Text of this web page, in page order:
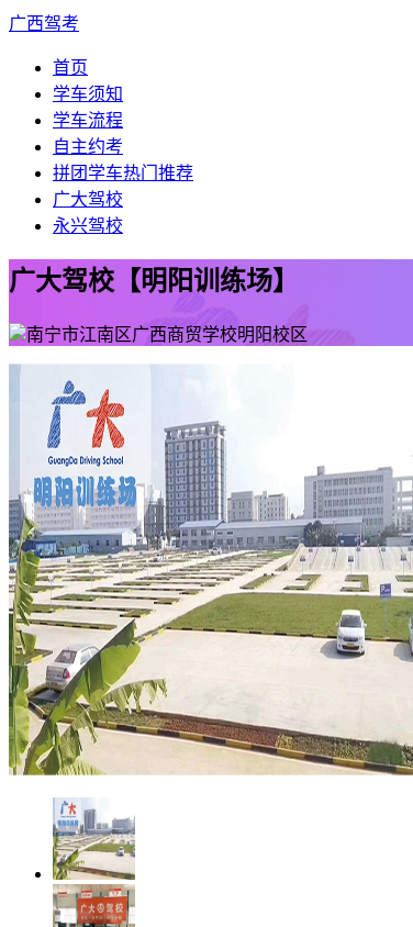
广西驾考
首页
学车须知
学车流程
自主约考
拼团学车热门推荐
广大驾校
永兴驾校
广大驾校【明阳训练场】
南宁市江南区广西商贸学校明阳校区